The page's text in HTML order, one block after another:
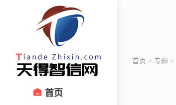
首页
首页 > 专题 >